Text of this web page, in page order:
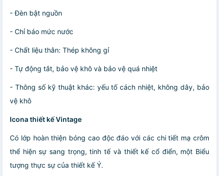
- Đèn bật nguồn
- Chỉ báo mức nước
- Chất liệu thân: Thép không gỉ
- Tự động tắt, bảo vệ khô và bảo vệ quá nhiệt
- Thông số kỹ thuật khác: yếu tố cách nhiệt, không dây, bảo
vệ khô
Icona thiết kế Vintage
Có lớp hoàn thiện bóng cao độc đáo với các chi tiết mạ crôm
thể hiện sự sang trọng, tinh tế và thiết kế cổ điển, một Biểu
tượng thực sự của thiết kế Ý.